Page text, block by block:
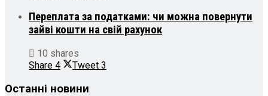
Переплата за податками: чи можна повернути
зайві кошти на свій рахунок
10 shares
Share 4 Tweet 3
Останні новини